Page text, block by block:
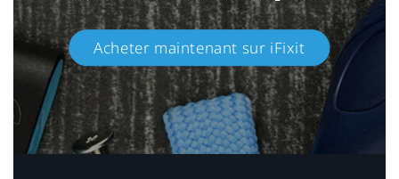
Acheter maintenant sur iFixit​